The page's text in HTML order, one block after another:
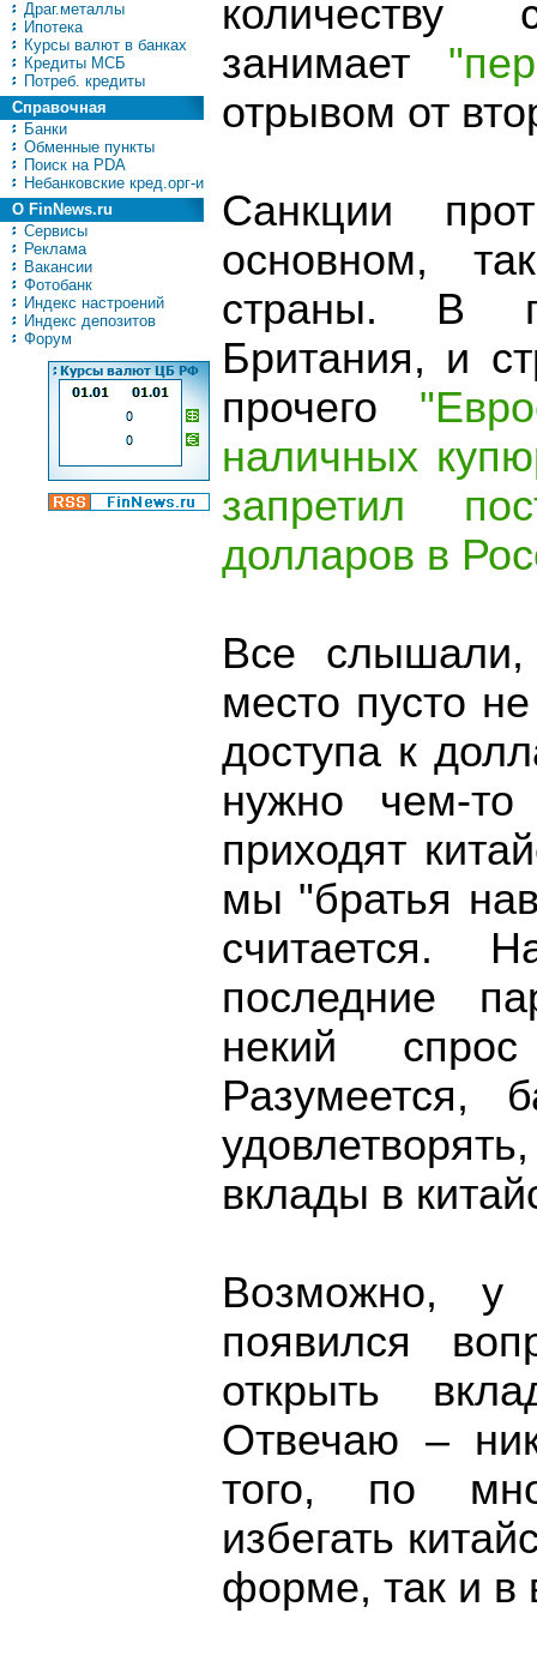
Драг.металлы
Ипотека
Курсы валют в банках
Кредиты МСБ
Потреб. кредиты
Справочная
Банки
Обменные пункты
Поиск на PDA
Небанковские кред.орг-и
О FinNews.ru
Сервисы
Реклама
Вакансии
Фотобанк
Индекс настроений
Индекс депозитов
Форум
занимает
отрывом от
Санкции
основном,
страны. В
Британия, и
прочего
наличных
запретил
долларов в
Все
место пусто
доступа к
нужно чем-
приходят
мы "братья
считается.
последние
некий
Разумеется,
вклады в
Возможно, у
появился
открыть
Отвечаю –
того, по
избегать
форме, так и в